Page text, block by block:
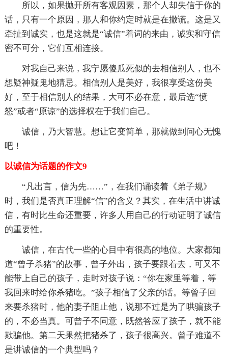
所以，如果抛开所有客观因素，那个人却失信于你的
话，只有一个原因，那人和你约定时就是在撒谎。这是又
牵扯到诚实，也是这就是“诚信”着词的来由，诚实和守信
密不可分，它们互相连接。
对我自己来说，我宁愿傻瓜死似的去相信别人，也不
想疑神疑鬼地猜忌。相信别人是美好，我很享受这份美
好，至于相信别人的结果，大可不必在意，最后选“愤
怒”或者“原谅”的选择权在于我们自己。
诚信，乃大智慧。想让它变简单，那就做到问心无愧
吧！
以诚信为话题的作文9
“凡出言，信为先……”，在我们诵读着《弟子规》
时，我们是否真正理解“信”的含义？其实，在生活中讲诚
信，有时比生命还重要，许多人用自己的行动证明了诚信
的重要性。
诚信，在古代一些的心目中有很高的地位。大家都知
道“曾子杀猪”的故事，曾子外出，孩子要跟着去，可又不
能带上自己的孩子，走时对孩子说：“你在家里等着，等
我回来时给你杀猪吃。”孩子相信了父亲的话。等曾子回
来要杀猪时，他的妻子阻止他，说那不过是为了哄骗孩子
的，不必当真。可曾子不同意，既然答应了孩子，就不能
欺骗他。第二天果然把猪杀了，孩子很高兴。曾子难道不
是讲诚信的一个典型吗？